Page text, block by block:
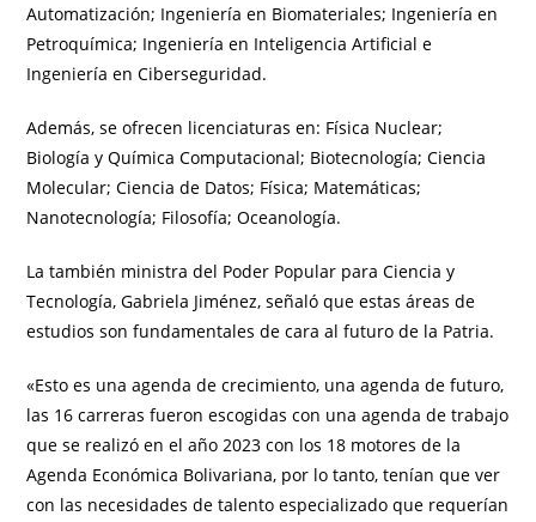
Automatización; Ingeniería en Biomateriales; Ingeniería en
Petroquímica; Ingeniería en Inteligencia Artificial e
Ingeniería en Ciberseguridad.
Además, se ofrecen licenciaturas en: Física Nuclear;
Biología y Química Computacional; Biotecnología; Ciencia
Molecular; Ciencia de Datos; Física; Matemáticas;
Nanotecnología; Filosofía; Oceanología.
La también ministra del Poder Popular para Ciencia y
Tecnología, Gabriela Jiménez, señaló que estas áreas de
estudios son fundamentales de cara al futuro de la Patria.
«Esto es una agenda de crecimiento, una agenda de futuro,
las 16 carreras fueron escogidas con una agenda de trabajo
que se realizó en el año 2023 con los 18 motores de la
Agenda Económica Bolivariana, por lo tanto, tenían que ver
con las necesidades de talento especializado que requerían